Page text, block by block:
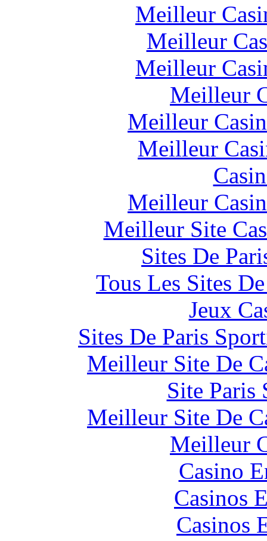
Meilleur
Meilleur
Meilleur
Meilleur
Meilleur
Meilleur
Meilleur
Meilleur Site
Sites De
Tous Les Sites
Jeux
Sites De Paris
Meilleur Site De
Site Paris
Meilleur Site De
Meilleur
Casino
Casinos
Casinos